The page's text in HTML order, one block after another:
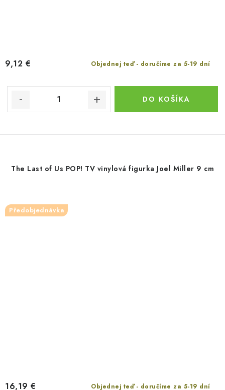
Objednej teď - doručíme za 5-19 dní
9,12 €
DO KOŠÍKA
The Last of Us POP! TV vinylová figurka Joel Miller 9 cm
Předobjednávka
Objednej teď - doručíme za 5-19 dní
16,19 €